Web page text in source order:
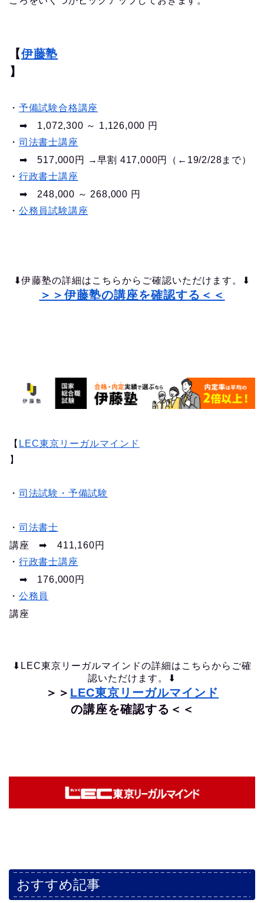
【伊藤塾
】
・ 予備試験合格講座
➡︎ 1,072,300 ～ 1,126,000 円
・ 司法書士講座
➡︎ 517,000円 →早割 417,000円（←19/2/28まで）
・ 行政書士講座
➡︎ 248,000 ～ 268,000 円
・ 公務員試験講座
⬇︎伊藤塾の詳細はこちらからご確認いただけます。⬇︎
＞＞伊藤塾の講座を確認する＜＜
【 LEC東京リーガルマインド
】
・ 司法試験・予備試験
・ 司法書士
講座 ➡︎ 411,160円
・ 行政書士講座
➡︎ 176,000円
・ 公務員
講座
⬇︎LEC東京リーガルマインドの詳細はこちらからご確
認いただけます。⬇︎
＞＞ LEC東京リーガルマインド
の講座を確認する＜＜
おすすめ記事